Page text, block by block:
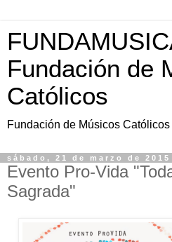
Fundación de
Católicos
Fundación de Músicos Católicos
sábado, 21 de marzo de 2015
Evento Pro-Vida
Sagrada"